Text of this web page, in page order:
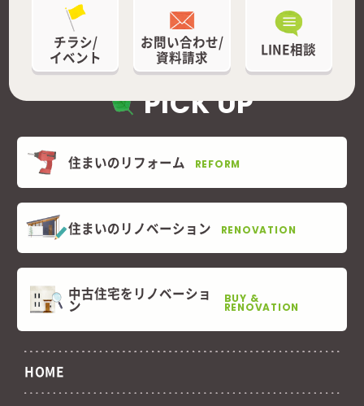
チラシ/
イベント
お問い合わせ/
資料請求
LINE相談
PICK UP
住まいのリフォーム REFORM
住まいのリノベーション RENOVATION
中古住宅をリノベーショ
ン BUY &
RENOVATION
HOME